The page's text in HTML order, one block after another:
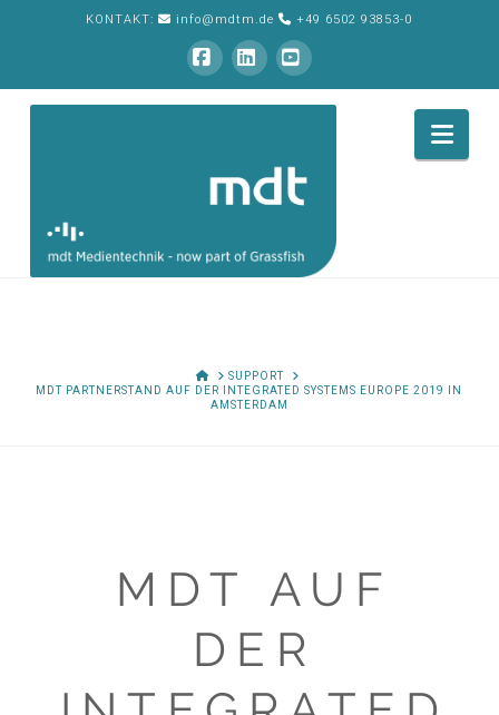
KONTAKT: info@mdtm.de +49 6502 93853-0
Facebook
LinkedInYouTube
HOMESUPPORT
MDT PARTNERSTAND AUF DER INTEGRATED SYSTEMS EUROPE 2019 IN
AMSTERDAM
MDT AUF
DER